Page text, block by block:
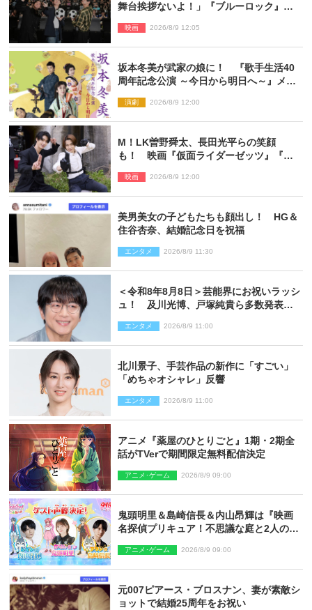
舞台挨拶ないよ！」『ブルーロック』自
映画 2026/8/9 12:05
坂本冬美が武家の娘に！ 『歌手生活40
周年記念公演 ～今日から明日へ～』メイ
演劇 2026/8/9 12:00
M！LK曽野舜太、長田光平らの笑顔
も！ 映画『仮面ライダーゼッツ』『超
ショット到着
映画 2026/8/9 12:00
美男美女の子どもたちも顔出し！ HG＆
住谷杏奈、結婚記念日を祝福
エンタメ 2026/8/9 11:30
＜令和8年8月8日＞芸能界にお祝いラッシ
ュ！ 及川光博、戸塚純貴ら多数発表結
エンタメ 2026/8/9 11:00
北川景子、手芸作品の新作に「すごい」
「めちゃオシャレ」反響
エンタメ 2026/8/9 11:00
アニメ『薬屋のひとりごと』1期・2期全
話がTVerで期間限定無料配信決定
アニメ･ゲーム 2026/8/9 09:00
鬼頭明里＆島崎信長＆内山昂輝は『映画
名探偵プリキュア！不思議な庭と2人の秘
アニメ･ゲーム 2026/8/9 09:00
元007ピアース・ブロスナン、妻が素敵シ
ョットで結婚25周年をお祝い